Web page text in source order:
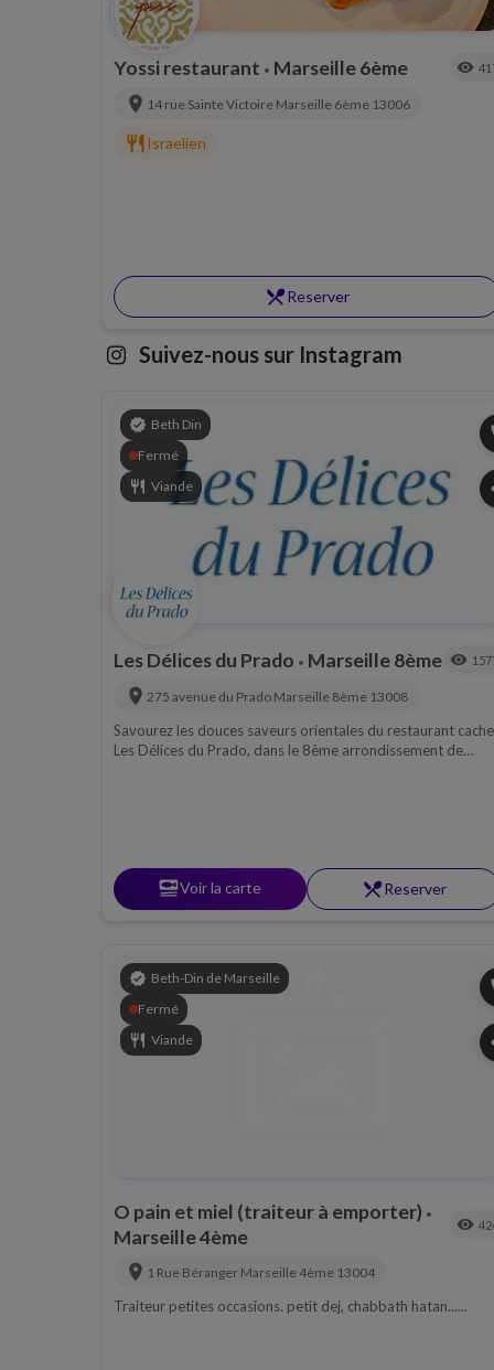
Yossi restaurant • Marseille 6ème visibility
location_on 14 rue Sainte Victoire Marseille 6ème 13006
restaurant Israelien
restaurant_menuReserver
Suivez-nous sur Instagram
verified Beth Din
Fermé
restaurant Viande
Les Délices du Prado • Marseille 8ème visibility
location_on 275 avenue du Prado Marseille 8ème 13008
Savourez les douces saveurs orientales du restaurant
Les Délices du Prado, dans le 8ème arrondissement de
set_mealVoir la carte restaurant_menuReserver
verified Beth-Din de Marseille
Fermé
restaurant Viande
O pain et miel (traiteur à emporter) •
Marseille 4ème visibility
location_on 1 Rue Béranger Marseille 4ème 13004
Traiteur petites occasions. petit dej, chabbath hatan......